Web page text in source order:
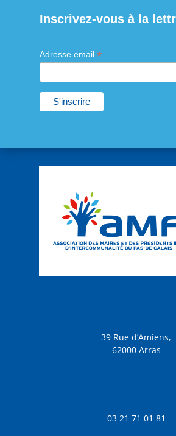
Inscrivez-vous à la
Adresse email *
39 Rue d’Amiens,
62000 Arras
03 21 71 01 81